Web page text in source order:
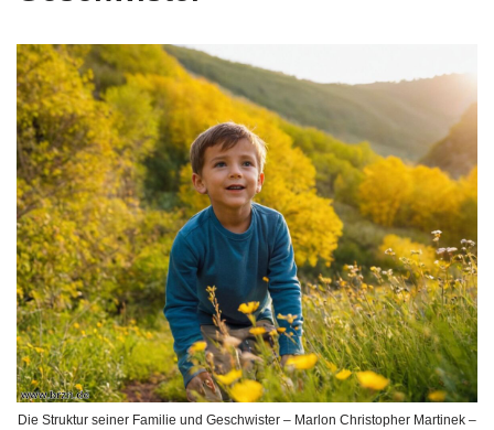
Die Struktur seiner Familie und Geschwister – Marlon Christopher Martinek –